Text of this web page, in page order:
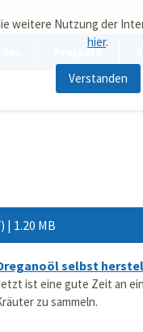
Nutzung der
hier.
Verstanden
Projekte
1.20 MB
selbst
ist eine gute Zeit an
zu sammeln.